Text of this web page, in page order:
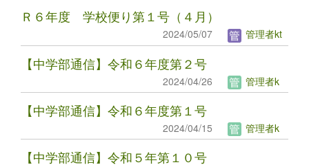
Ｒ６年度 学校便り第１号（４月）
2024/05/07 管理者kt
【中学部通信】令和６年度第２号
2024/04/26 管理者k
【中学部通信】令和６年度第１号
2024/04/15 管理者k
【中学部通信】令和５年第１０号